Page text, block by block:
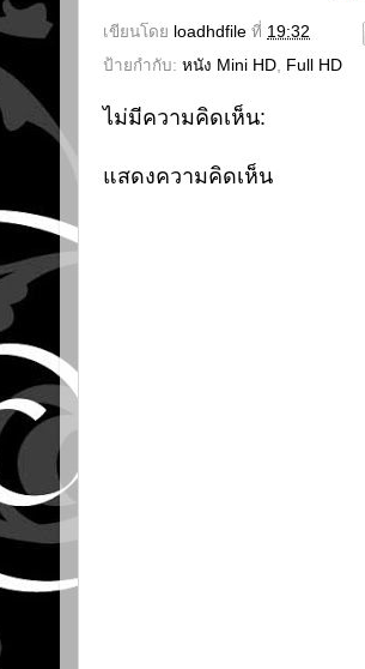
เขียนโดย loadhdfile ที่ 19:32
ป้ายกำกับ: หนัง Mini HD Full HD
ไม่มีความคิดเห็น:
แสดงความคิดเห็น